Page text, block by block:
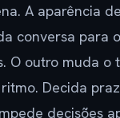
A aparência
conversa para
O outro muda
Decida
decisões